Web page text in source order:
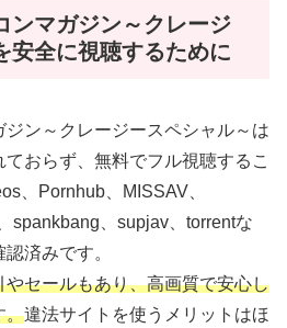
ンマガジン～クレージ
安全に視聴するために
ン～クレージースペシャル～は
おらず、無料でフル視聴するこ
、Pornhub、MISSAV、
spankbang、supjav、torrentな
済みです。
やセールもあり、高画質で安心し
。違法サイトを使うメリットはほ